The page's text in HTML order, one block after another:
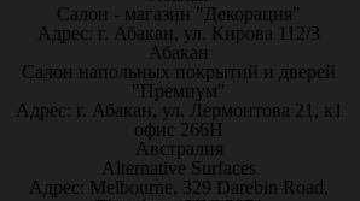
Салон - магазин "Декорация"
Адрес: г. Абакан, ул. Кирова 112/3
Абакан
Салон напольных покрытий и дверей
"Премиум"
Адрес: г. Абакан, ул. Лермонтова 21, к1
офис 266Н
Австралия
Alternative Surfaces
Адрес: Melbourne, 329 Darebin Road,